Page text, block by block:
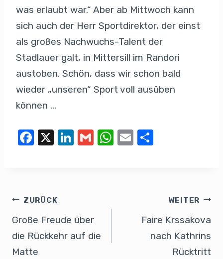
was erlaubt war.“ Aber ab Mittwoch kann
sich auch der Herr Sportdirektor, der einst
als großes Nachwuchs-Talent der
Stadlauer galt, in Mittersill im Randori
austoben. Schön, dass wir schon bald
wieder „unseren“ Sport voll ausüben
können …
F
b
o
o
k
X
Li
n
G
W E
ZURÜCK
Große Freude über
die Rückkehr auf die
Matte
WEITER
Faire Krssakova
nach Kathrins
Rücktritt